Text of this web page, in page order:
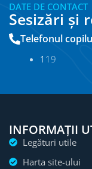
DATE DE CONTACT
Sesizări și
Telefonul
11 9
INFORMAȚII
Legături utile
Harta site-ului